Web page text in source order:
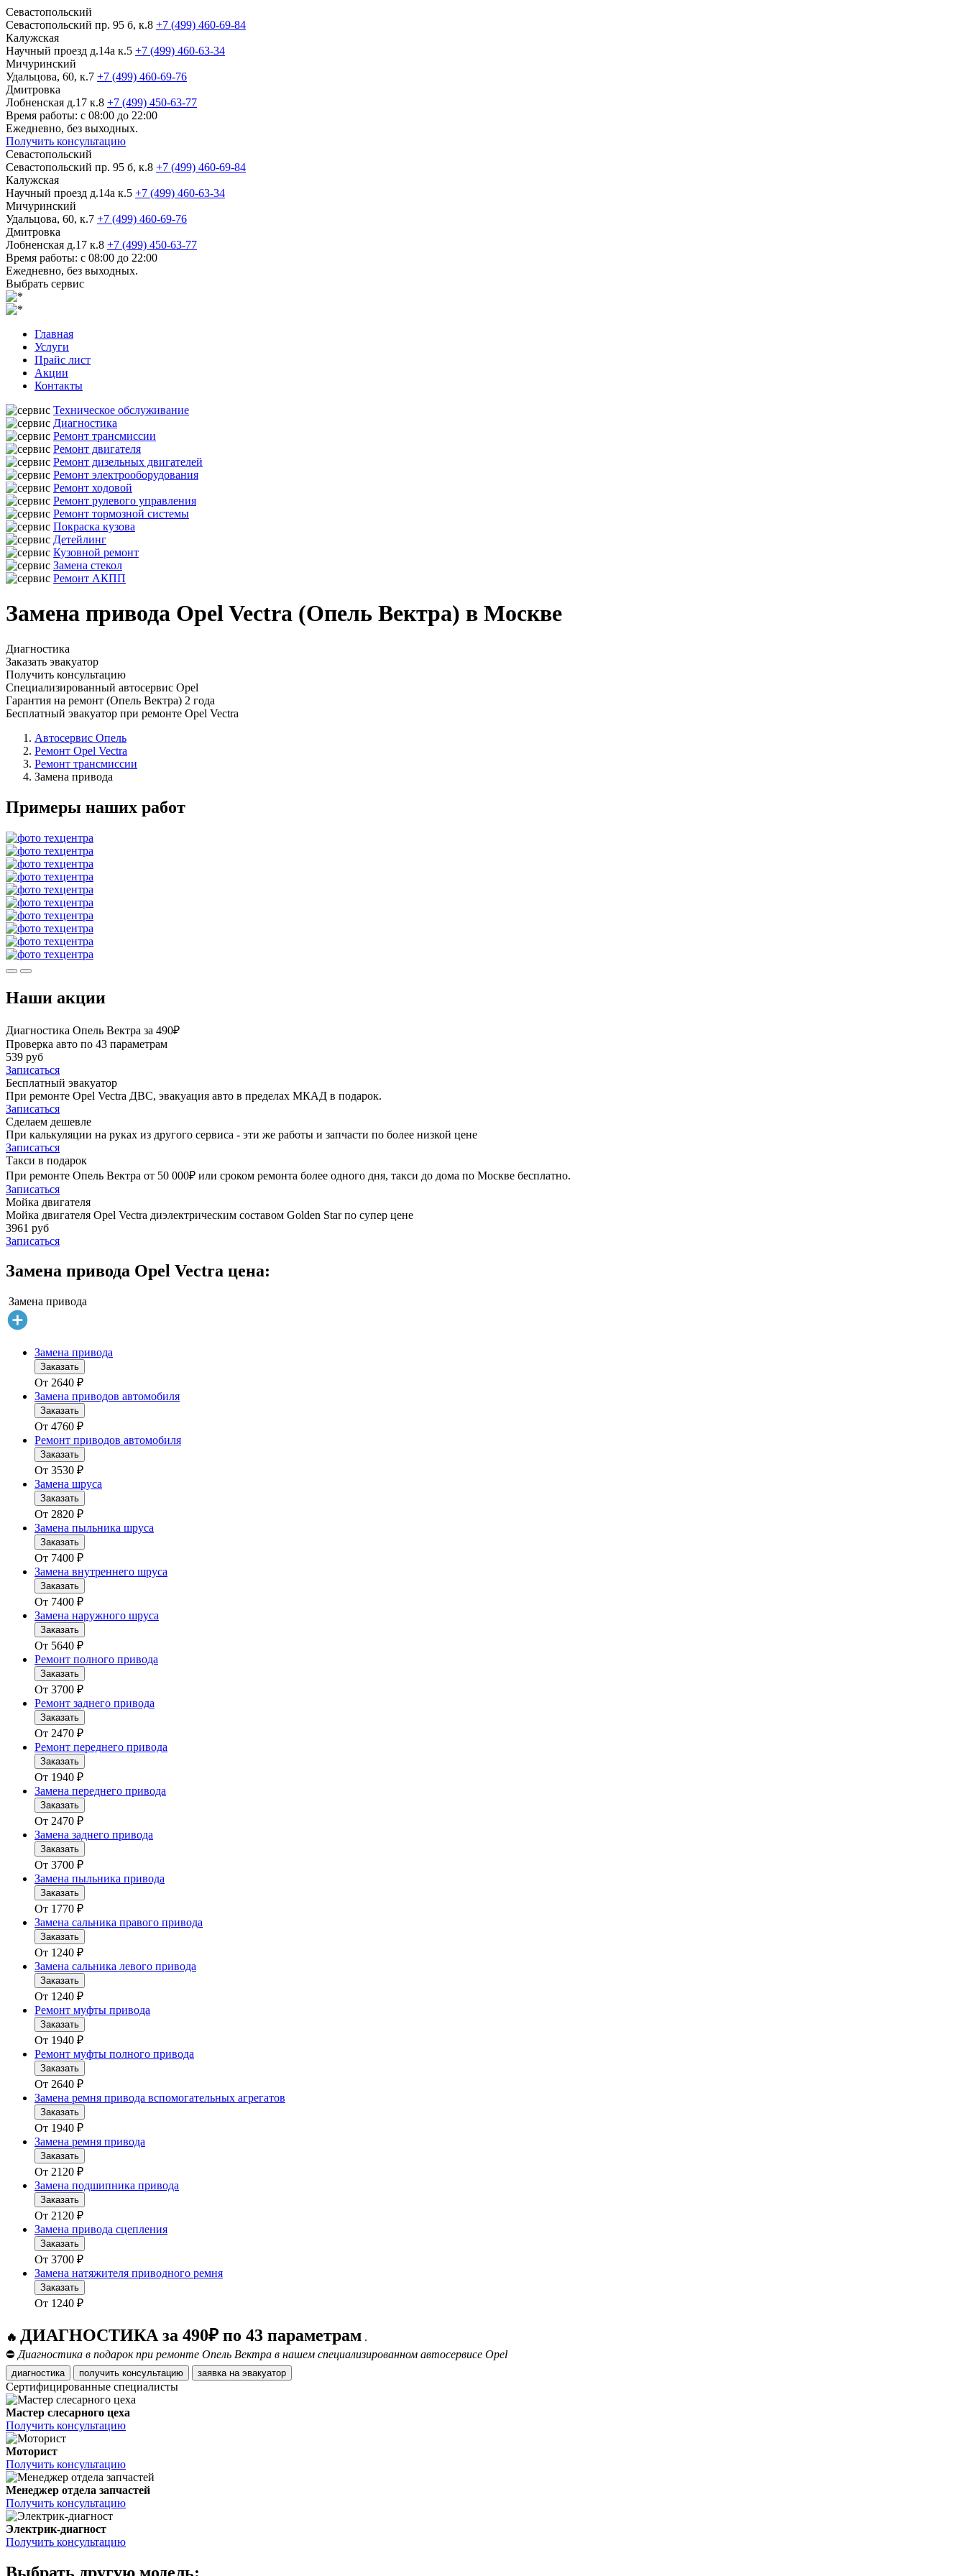
Севастопольский
Севастопольский пр. 95 б, к.8 +7 (499) 460-69-84
Калужская
Научный проезд д.14а к.5 +7 (499) 460-63-34
Мичуринский
Удальцова, 60, к.7 +7 (499) 460-69-76
Дмитровка
Лобненская д.17 к.8 +7 (499) 450-63-77
Время работы: с 08:00 до 22:00
Ежедневно, без выходных.
Получить консультацию
Севастопольский
Севастопольский пр. 95 б, к.8 +7 (499) 460-69-84
Калужская
Научный проезд д.14а к.5 +7 (499) 460-63-34
Мичуринский
Удальцова, 60, к.7 +7 (499) 460-69-76
Дмитровка
Лобненская д.17 к.8 +7 (499) 450-63-77
Время работы: с 08:00 до 22:00
Ежедневно, без выходных.
Выбрать сервис
Главная
Услуги
Прайс лист
Акции
Контакты
Техническое обслуживание
Диагностика
Ремонт трансмиссии
Ремонт двигателя
Ремонт дизельных двигателей
Ремонт электрооборудования
Ремонт ходовой
Ремонт рулевого управления
Ремонт тормозной системы
Покраска кузова
Детейлинг
Кузовной ремонт
Замена стекол
Ремонт АКПП
Замена привода Opel Vectra (Опель Вектра) в Москве
Диагностика
Заказать эвакуатор
Получить консультацию
Специализированный автосервис Opel
Гарантия на ремонт (Опель Вектра) 2 года
Бесплатный эвакуатор при ремонте Opel Vectra
Автосервис Опель
Ремонт Opel Vectra
Ремонт трансмиссии
Замена привода
Примеры наших работ
Наши акции
Диагностика Опель Вектра за 490₽
Проверка авто по 43 параметрам
539 руб
Записаться
Бесплатный эвакуатор
При ремонте Opel Vectra ДВС, эвакуация авто в пределах МКАД в подарок.
Записаться
Сделаем дешевле
При калькуляции на руках из другого сервиса - эти же работы и запчасти по более низкой цене
Записаться
Такси в подарок
При ремонте Опель Вектра от 50 000₽ или сроком ремонта более одного дня, такси до дома по Москве бесплатно.
Записаться
Мойка двигателя
Мойка двигателя Opel Vectra диэлектрическим составом Golden Star по супер цене
3961 руб
Записаться
Замена привода Opel Vectra цена:
Замена привода
Замена привода
Заказать
От 2640 ₽
Замена приводов автомобиля
Заказать
От 4760 ₽
Ремонт приводов автомобиля
Заказать
От 3530 ₽
Замена шруса
Заказать
От 2820 ₽
Замена пыльника шруса
Заказать
От 7400 ₽
Замена внутреннего шруса
Заказать
От 7400 ₽
Замена наружного шруса
Заказать
От 5640 ₽
Ремонт полного привода
Заказать
От 3700 ₽
Ремонт заднего привода
Заказать
От 2470 ₽
Ремонт переднего привода
Заказать
От 1940 ₽
Замена переднего привода
Заказать
От 2470 ₽
Замена заднего привода
Заказать
От 3700 ₽
Замена пыльника привода
Заказать
От 1770 ₽
Замена сальника правого привода
Заказать
От 1240 ₽
Замена сальника левого привода
Заказать
От 1240 ₽
Ремонт муфты привода
Заказать
От 1940 ₽
Ремонт муфты полного привода
Заказать
От 2640 ₽
Замена ремня привода вспомогательных агрегатов
Заказать
От 1940 ₽
Замена ремня привода
Заказать
От 2120 ₽
Замена подшипника привода
Заказать
От 2120 ₽
Замена привода сцепления
Заказать
От 3700 ₽
Замена натяжителя приводного ремня
Заказать
От 1240 ₽
🔥 ДИАГНОСТИКА за 490₽ по 43 параметрам .
⛔ Диагностика в подарок при ремонте Опель Вектра в нашем специализированном автосервисе Opel
диагностика получить консультацию заявка на эвакуатор
Сертифицированные специалисты
Мастер слесарного цеха
Получить консультацию
Моторист
Получить консультацию
Менеджер отдела запчастей
Получить консультацию
Электрик-диагност
Получить консультацию